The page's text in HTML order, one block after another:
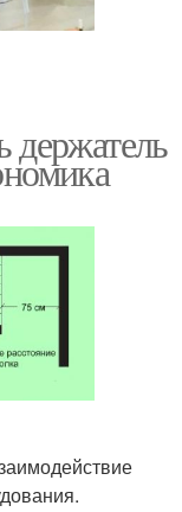
держатель